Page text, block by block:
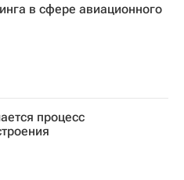
в сфере авиационного
процесс